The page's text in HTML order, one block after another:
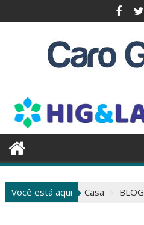
para
Você está aqui Casa BLOG